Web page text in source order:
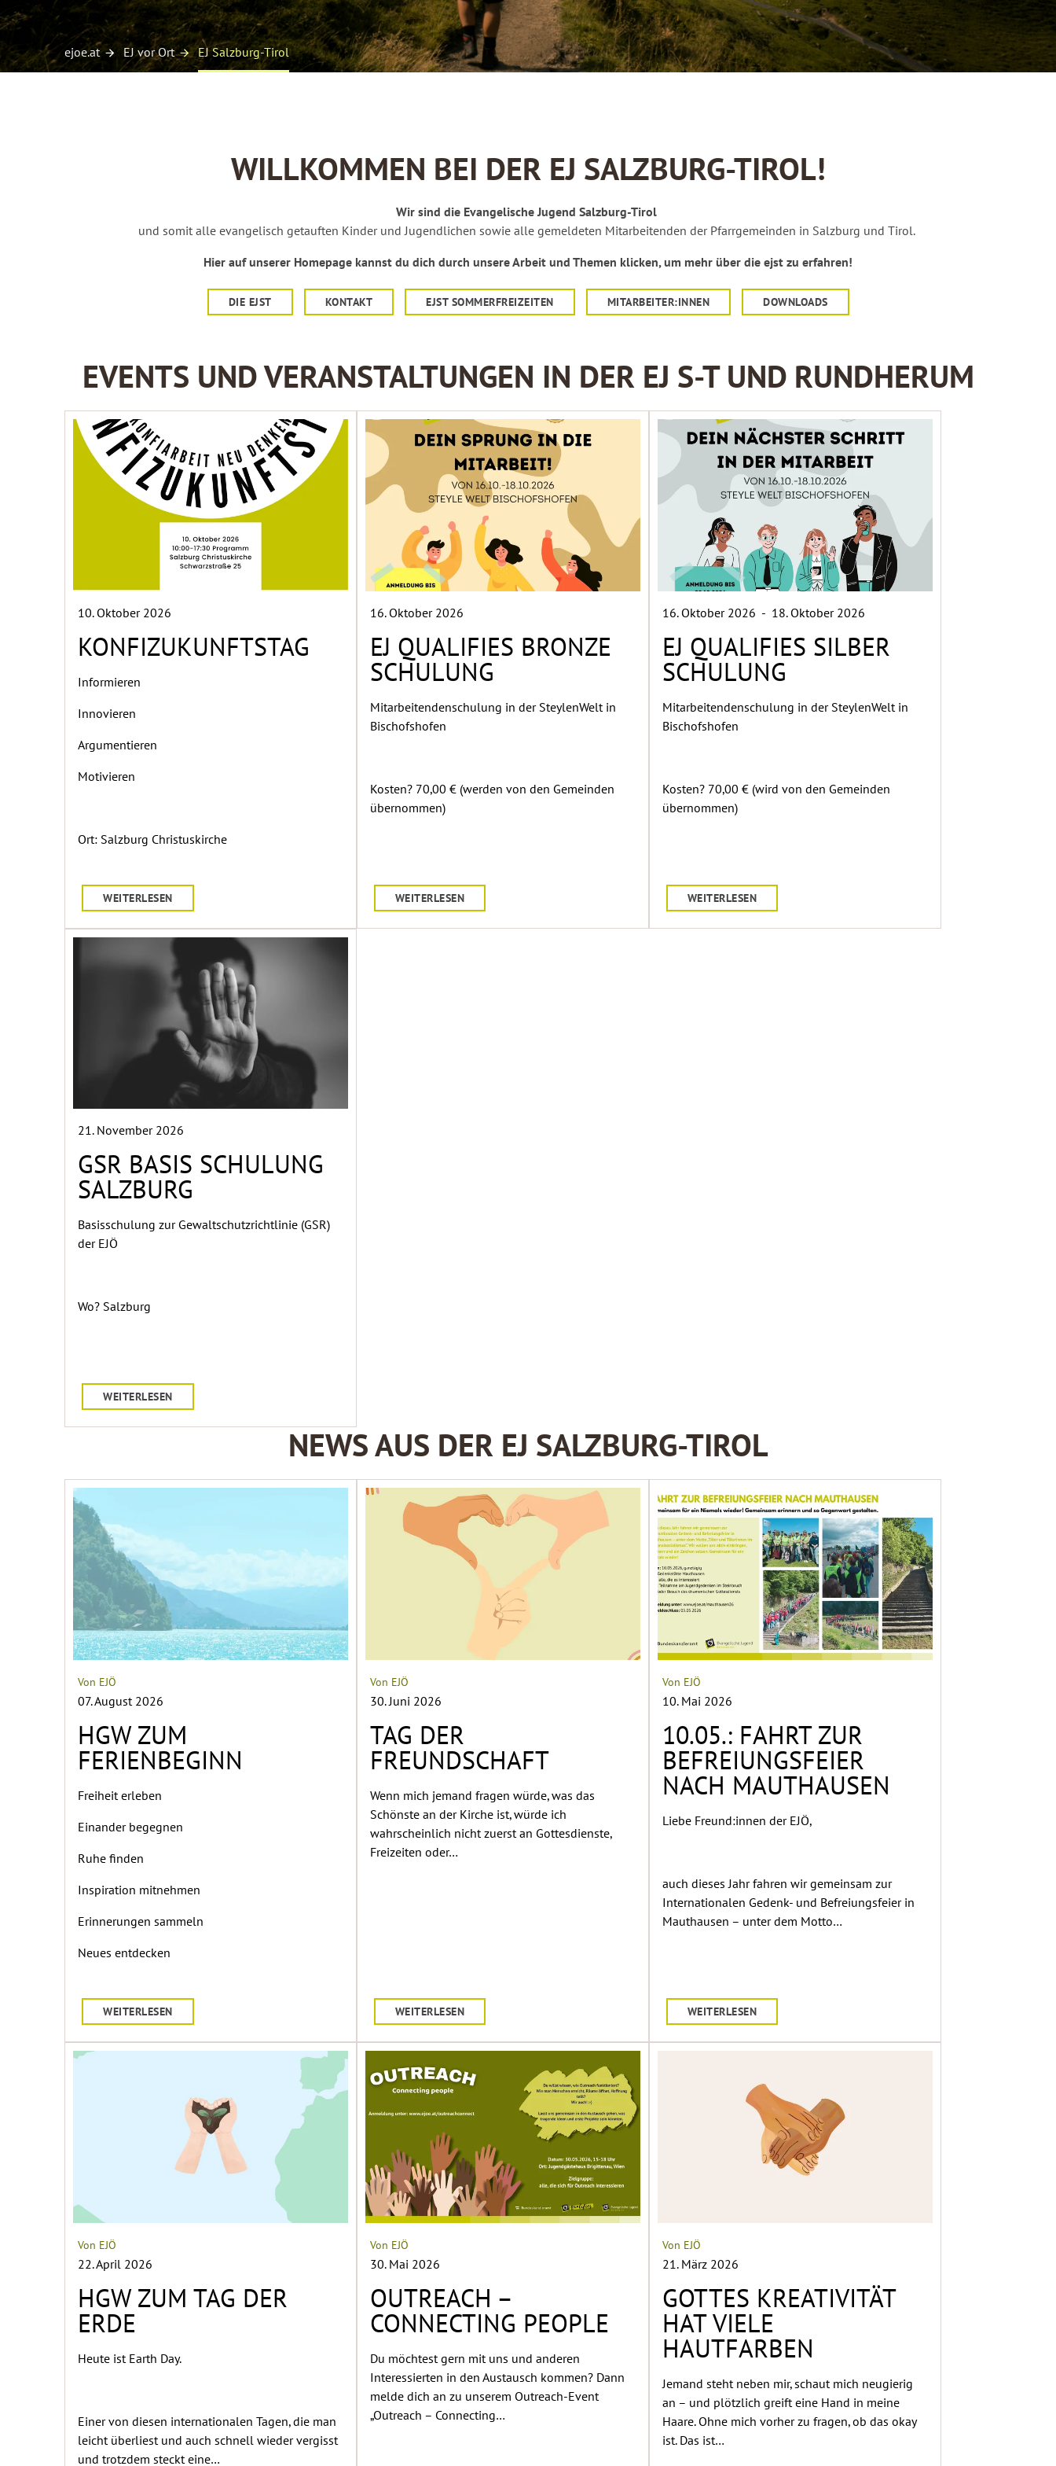
ejoe.at EJ vor Ort EJ Salzburg-Tirol
WILLKOMMEN BEI DER EJ SALZBURG-TIROL!
Wir sind die Evangelische Jugend Salzburg-Tirol
und somit alle evangelisch getauften Kinder und Jugendlichen sowie alle gemeldeten Mitarbeitenden der Pfarrgemeinden in Salzburg und Tirol.
Hier auf unserer Homepage kannst du dich durch unsere Arbeit und Themen klicken, um mehr über die ejst zu erfahren!
DIE EJST KONTAKT EJST SOMMERFREIZEITEN MITARBEITER:INNEN DOWNLOADS
EVENTS UND VERANSTALTUNGEN IN DER EJ S-T UND RUNDHERUM
10. Oktober 2026
KONFIZUKUNFTSTAG
Informieren
Innovieren
Argumentieren
Motivieren
Ort: Salzburg Christuskirche
WEITERLESEN
16. Oktober 2026
EJ QUALIFIES BRONZE
SCHULUNG
Mitarbeitendenschulung in der SteylenWelt in
Bischofshofen
Kosten? 70,00 € (werden von den Gemeinden
übernommen)
WEITERLESEN
16. Oktober 2026 - 18. Oktober 2026
EJ QUALIFIES SILBER
SCHULUNG
Mitarbeitendenschulung in der SteylenWelt in
Bischofshofen
Kosten? 70,00 € (wird von den Gemeinden
übernommen)
WEITERLESEN
21. November 2026
GSR BASIS SCHULUNG
SALZBURG
Basisschulung zur Gewaltschutzrichtlinie (GSR)
der EJÖ
Wo? Salzburg
WEITERLESEN
NEWS AUS DER EJ SALZBURG-TIROL
Von EJÖ
07. August 2026
HGW ZUM
FERIENBEGINN
Freiheit erleben
Einander begegnen
Ruhe finden
Inspiration mitnehmen
Erinnerungen sammeln
Neues entdecken
WEITERLESEN
Von EJÖ
30. Juni 2026
TAG DER
FREUNDSCHAFT
Wenn mich jemand fragen würde, was das
Schönste an der Kirche ist, würde ich
wahrscheinlich nicht zuerst an Gottesdienste,
Freizeiten oder…
WEITERLESEN
Von EJÖ
10. Mai 2026
10.05.: FAHRT ZUR
BEFREIUNGSFEIER
NACH MAUTHAUSEN
Liebe Freund:innen der EJÖ,
auch dieses Jahr fahren wir gemeinsam zur
Internationalen Gedenk- und Befreiungsfeier in
Mauthausen – unter dem Motto…
WEITERLESEN
Von EJÖ
22. April 2026
HGW ZUM TAG DER
ERDE
Heute ist Earth Day.
Einer von diesen internationalen Tagen, die man
leicht überliest und auch schnell wieder vergisst
und trotzdem steckt eine…
Von EJÖ
30. Mai 2026
OUTREACH –
CONNECTING PEOPLE
Du möchtest gern mit uns und anderen
Interessierten in den Austausch kommen? Dann
melde dich an zu unserem Outreach-Event
„Outreach – Connecting…
Von EJÖ
21. März 2026
GOTTES KREATIVITÄT
HAT VIELE
HAUTFARBEN
Jemand steht neben mir, schaut mich neugierig
an – und plötzlich greift eine Hand in meine
Haare. Ohne mich vorher zu fragen, ob das okay
ist. Das ist…